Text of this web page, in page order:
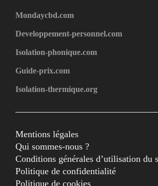
Mondaycbd.com
Developpement-personnel.com
Isolation-phonique.com
Guide-prix.com
Isolation-thermique.org
Mentions légales
Qui sommes-nous ?
Conditions générales d’utilisation du
Politique de confidentialité
Politique de cookies